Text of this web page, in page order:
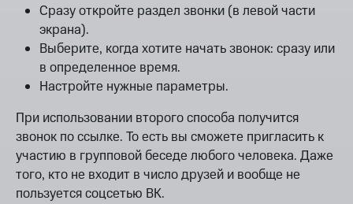
Сразу откройте раздел звонки (в левой части
экрана).
Выберите, когда хотите начать звонок: сразу или
в определенное время.
Настройте нужные параметры.
При использовании второго способа получится
звонок по ссылке. То есть вы сможете пригласить к
участию в групповой беседе любого человека. Даже
того, кто не входит в число друзей и вообще не
пользуется соцсетью ВК.